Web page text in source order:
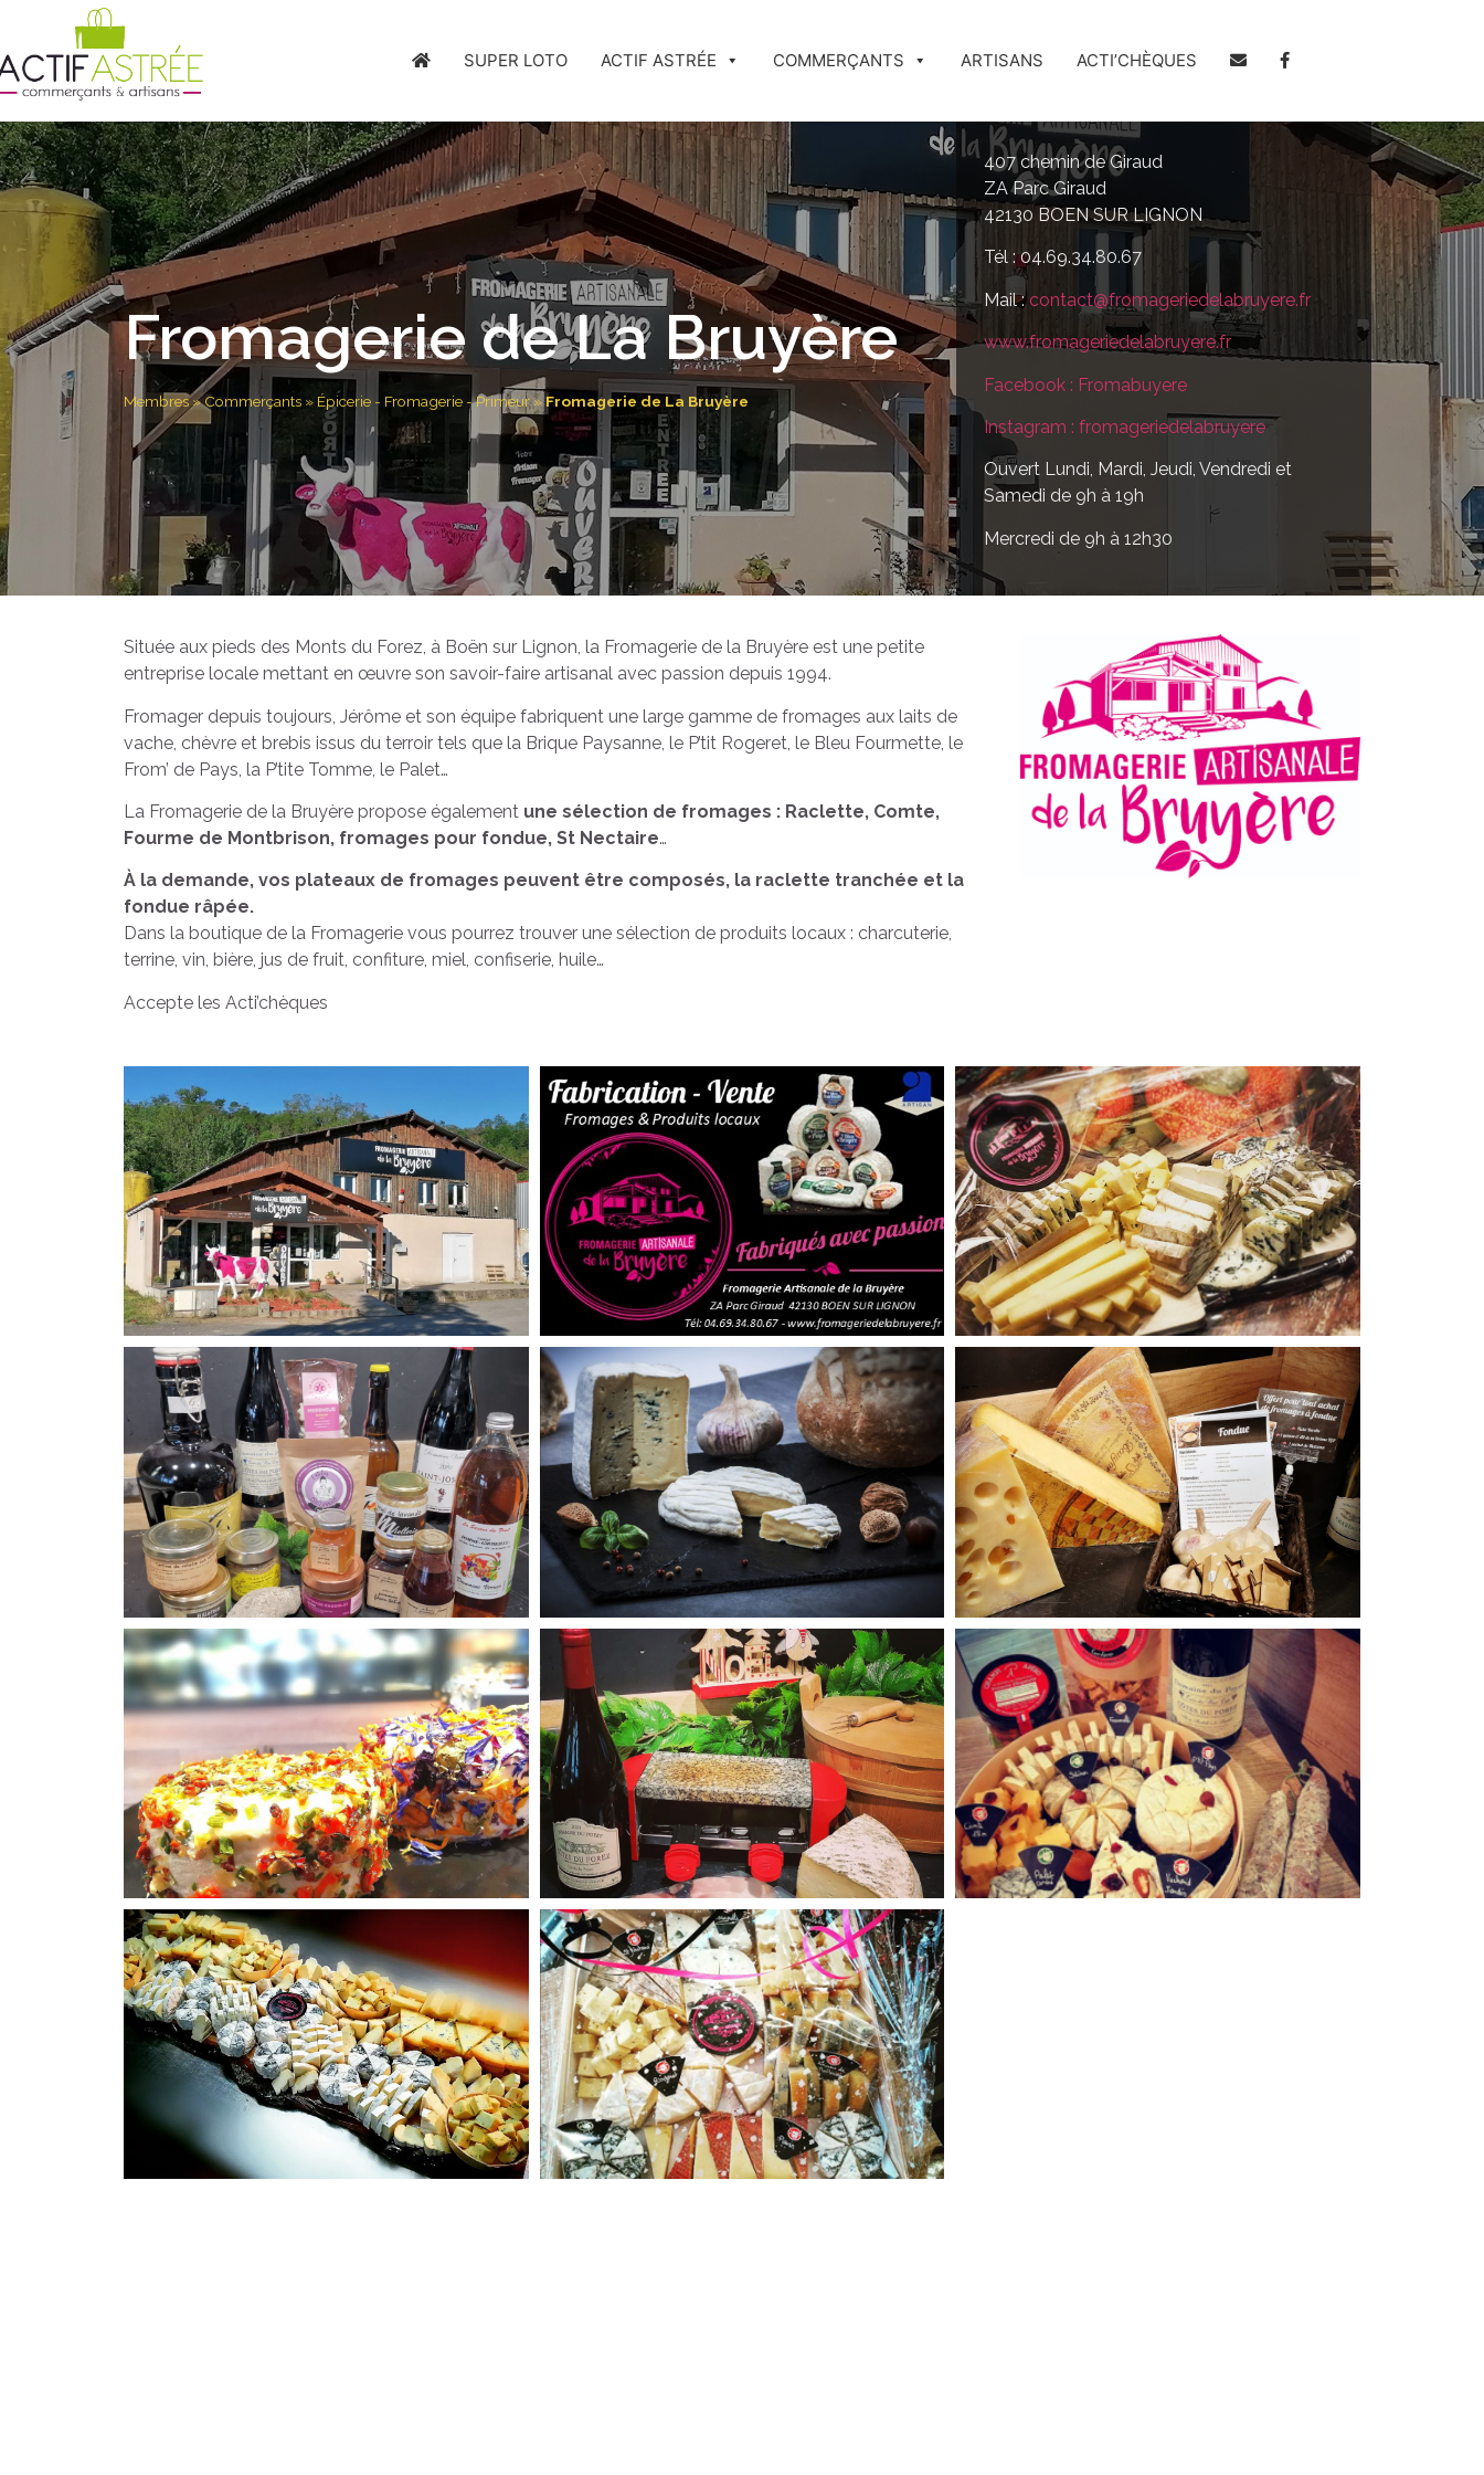
SUPER LOTO ACTIF ASTRÉE COMMERÇANTS ARTISANS ACTI’CHÈQUES
Fromagerie de La Bruyère
Membres»Commerçants » Épicerie - Fromagerie - Primeur»Fromagerie de La Bruyère
407 chemin de Giraud
ZA Parc Giraud
42130 BOEN SUR LIGNON
Tél : 04.69.34.80.67
Mail :contact@fromageriedelabruyere.fr
www.fromageriedelabruyere.fr
Facebook : Fromabuyere
Instagram : fromageriedelabruyere
Ouvert Lundi, Mardi, Jeudi, Vendredi et
Samedi de 9h à 19h
Mercredi de 9h à 12h30
Située aux pieds des Monts du Forez, à Boën sur Lignon, la Fromagerie de la Bruyère est une petite
entreprise locale mettant en œuvre son savoir-faire artisanal avec passion depuis 1994.
Fromager depuis toujours, Jérôme et son équipe fabriquent une large gamme de fromages aux laits de
vache, chèvre et brebis issus du terroir tels que la Brique Paysanne, le P’tit Rogeret, le Bleu Fourmette, le
From’ de Pays, la P’tite Tomme, le Palet…
La Fromagerie de la Bruyère propose également une sélection de fromages : Raclette, Comte,
Fourme de Montbrison, fromages pour fondue, St Nectaire…
À la demande, vos plateaux de fromages peuvent être composés, la raclette tranchée et la
fondue râpée.
Dans la boutique de la Fromagerie vous pourrez trouver une sélection de produits locaux : charcuterie,
terrine, vin, bière, jus de fruit, confiture, miel, confiserie, huile…
Accepte les Acti’chèques